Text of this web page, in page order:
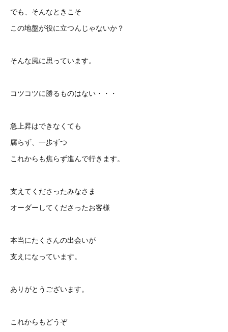
でも、そんなときこそ
この地盤が役に立つんじゃないか？
そんな風に思っています。
コツコツに勝るものはない・・・
急上昇はできなくても
腐らず、一歩ずつ
これからも焦らず進んで行きます。
支えてくださったみなさま
オーダーしてくださったお客様
本当にたくさんの出会いが
支えになっています。
ありがとうございます。
これからもどうぞ